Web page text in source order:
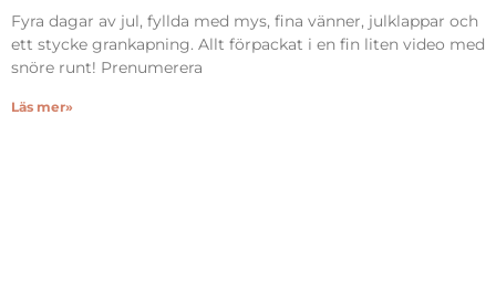
Fyra dagar av jul, fyllda med mys, fina vänner, julklappar och
ett stycke grankapning. Allt förpackat i en fin liten video med
snöre runt! Prenumerera
Läs mer»